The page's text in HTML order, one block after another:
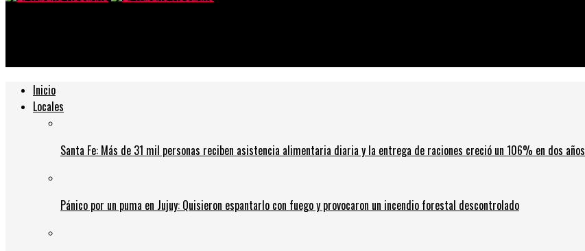
Inicio
Locales
Santa Fe: Más de 31 mil personas reciben asistencia alimentaria diaria y la entrega de raciones creció un 106% en dos años
Pánico por un puma en Jujuy: Quisieron espantarlo con fuego y provocaron un incendio forestal descontrolado